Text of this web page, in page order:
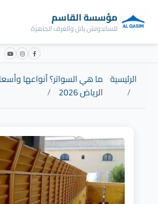
مؤسسة القاسم
للساندوتش بانل والغرف الجاهزة
الرئيسية ما هي السواتر؟ أنواعها
الرياض 2026